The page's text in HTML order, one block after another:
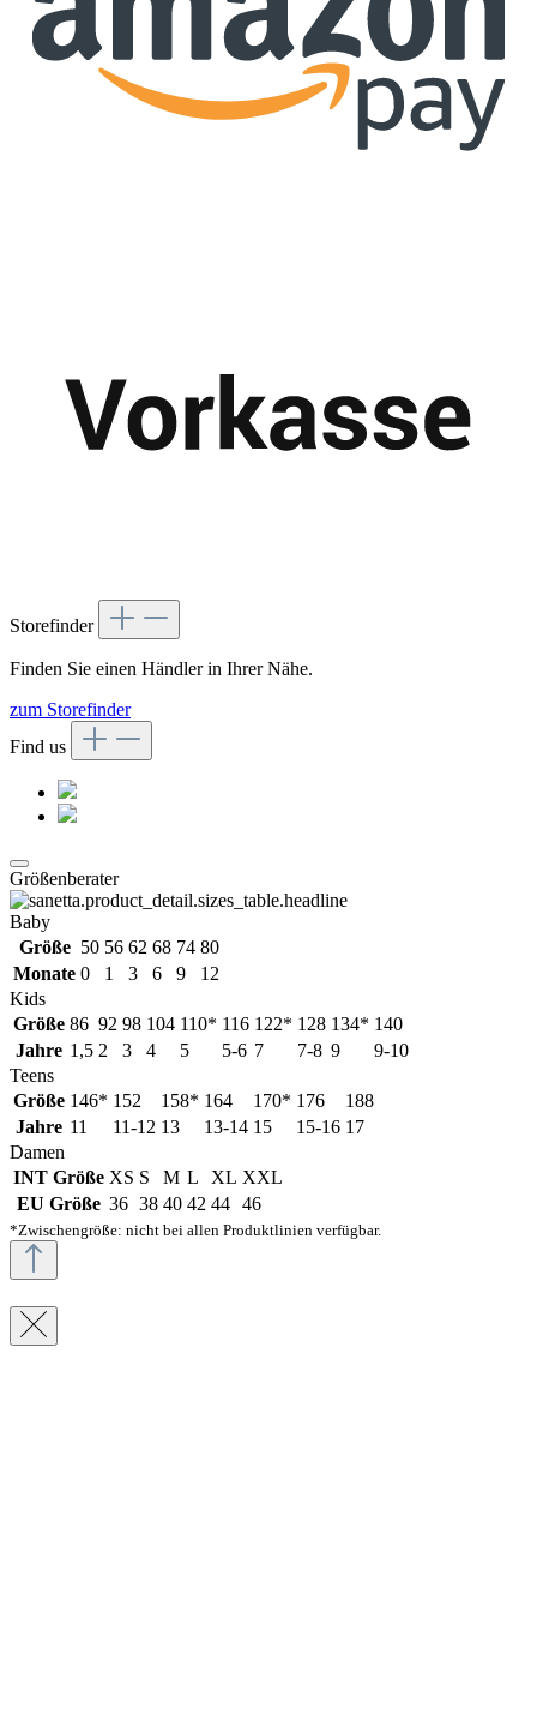
Storefinder
Finden Sie einen Händler in Ihrer Nähe.
zum Storefinder
Find us
Größenberater
Baby
Größe 50 56 62 68 74 80
Monate 0 1 3 6 9
12
Kids
Größe 86 92 98 104 110* 116 122* 128 134* 140
Jahre 1,5 2 3 4 5 5-6 7 7-8 9
9-10
Teens
Größe 146* 152 158* 164 170* 176
188
Jahre 11 11-12 13 13-14 15 15-16 17
Damen
INT Größe XS S M L XL XXL
EU Größe 36 38 40 42 44 46
*Zwischengröße: nicht bei allen Produktlinien verfügbar.